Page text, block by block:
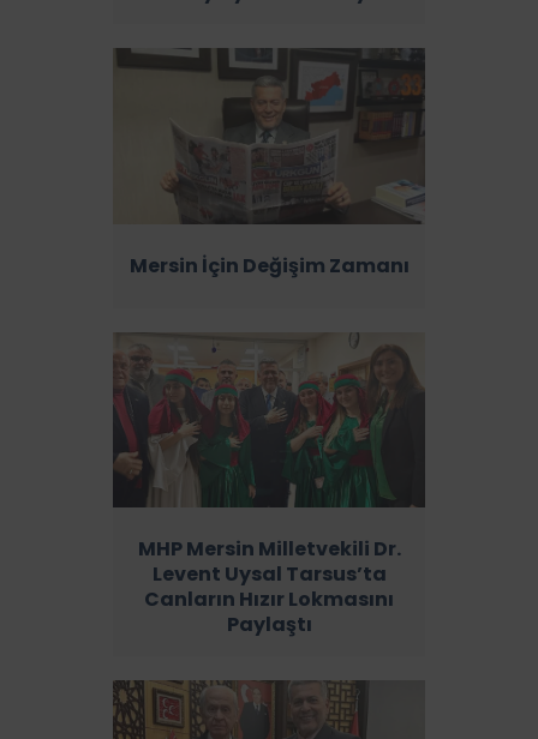
Mersin İçin Değişim Zamanı
MHP Mersin Milletvekili Dr.
Levent Uysal Tarsus’ta
Canların Hızır Lokmasını
Paylaştı